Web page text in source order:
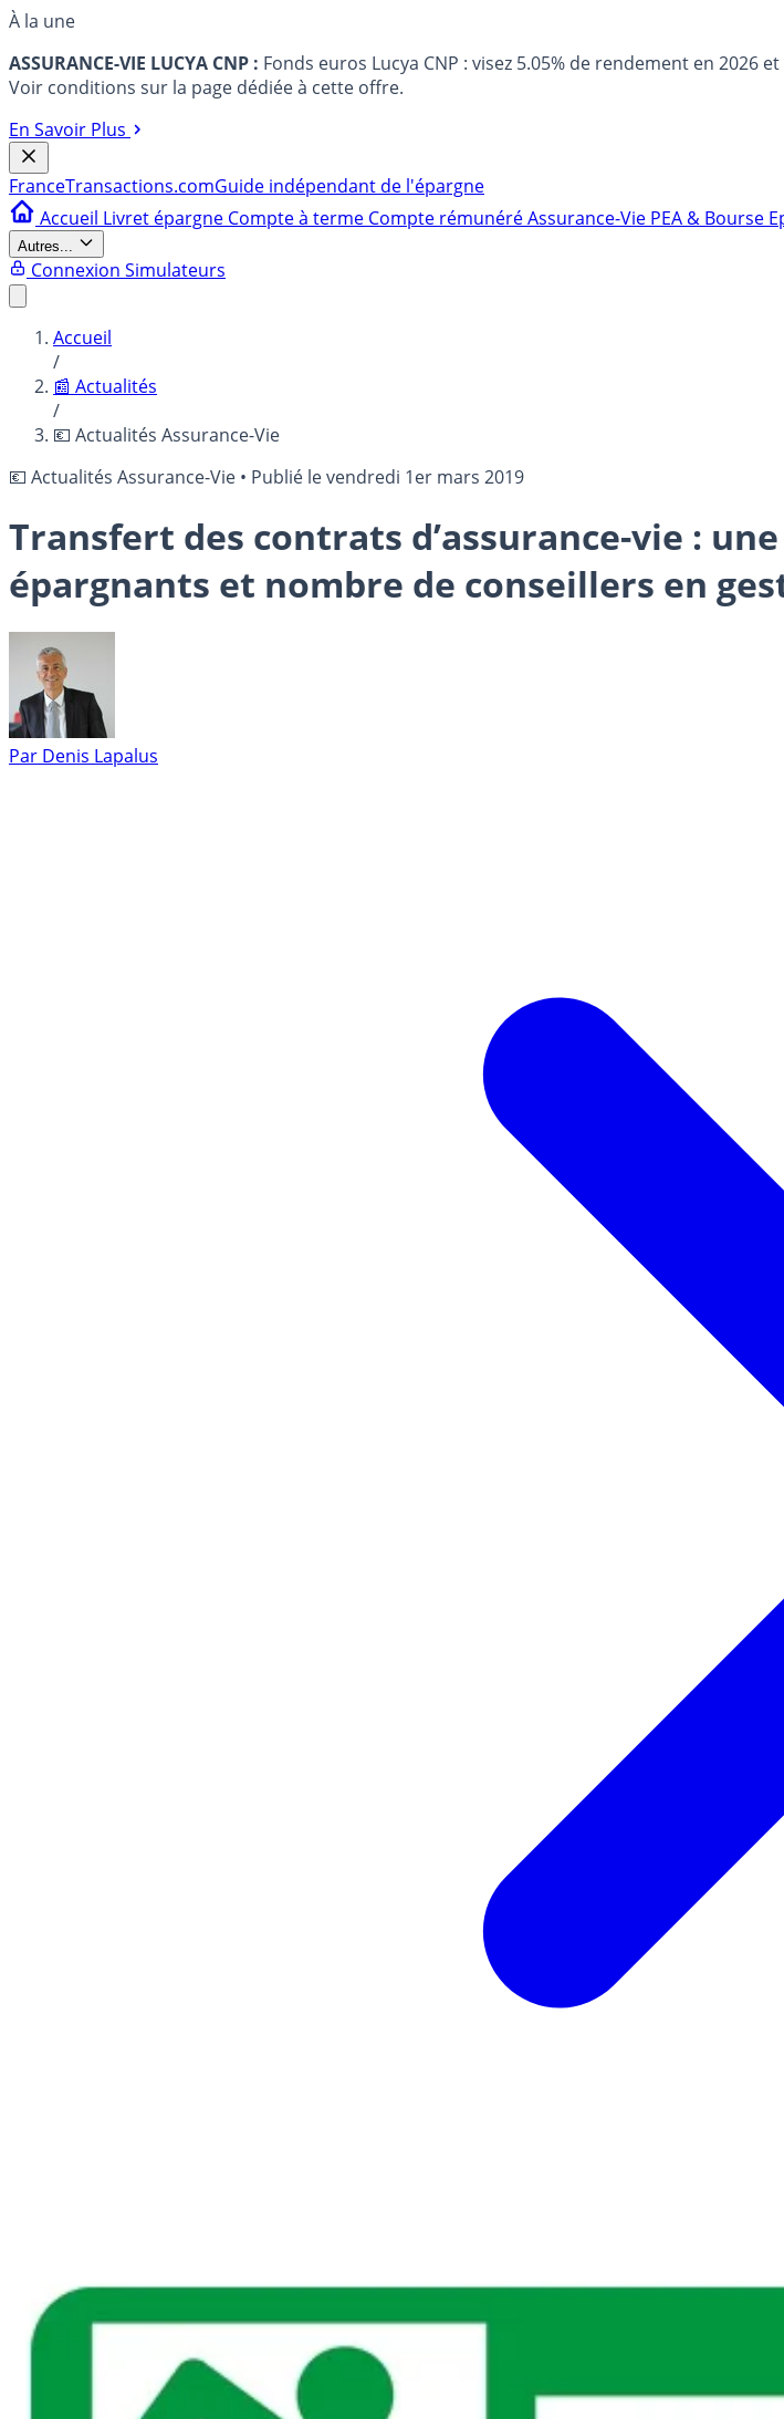
À la une
ASSURANCE-VIE LUCYA CNP : Fonds euros Lucya CNP : visez 5.05% de rendement en 2026 et
Voir conditions sur la page dédiée à cette offre.
En Savoir Plus
FranceTransactions.comGuide indépendant de l'épargne
Accueil Livret épargne Compte à terme Compte rémunéréAssurance-Vie PEA & Bourse
Autres...
Connexion Simulateurs
Accueil
/
📰 Actualités
/
💶 Actualités Assurance-Vie
💶 Actualités Assurance-Vie • Publié levendredi 1er mars 2019
Transfert des contrats d’assurance-vie :
épargnants et nombre de conseillers en
Par Denis Lapalus